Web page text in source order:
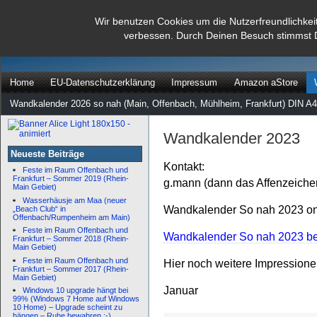
Wir benutzen Cookies um die
verbessen. Durch Deinen Besuch stimmst
dann rate mal
Home EU-Datenschutzerklärung Impressum Amazon aStore
Wandkalender 2026 so nah (Main, Offenbach, Mühlheim, Frankfurt) DIN
Neueste Beiträge
Feste im Raum Offenbach und
Frankfurt – Sommer 2019 (Rhein-
Main Gebiet)
Wasserhäusje am Maa (neuer
„Beach Club“ in
Offenbach/Rumpenheim am Main)
Feste im Raum Offenbach und
Frankfurt – Sommer 2018 (Rhein-
Main Gebiet)
Feste im Raum Offenbach und
Frankfurt – Sommer 2017 (Rhein-
Main Gebiet)
Windows 10 upgrade hängt bei
99% (Windows 7 Home auf Windows
10 Home) – Upgrade scheint zu
Wandkalender 2023
Kontakt:
g.mann (dann das
Wandkalender So nah 2023
Wandkalender So nah 2023
Hier noch weitere
Januar